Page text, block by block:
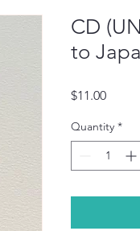
CD
to
$11.00Price
Quantity *